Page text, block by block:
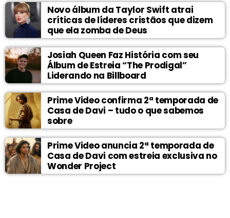
Novo álbum da Taylor Swift atrai
críticas de líderes cristãos que dizem
que ela zomba de Deus
Josiah Queen Faz História com seu
Álbum de Estreia “The Prodigal”
Liderando na Billboard
Prime Video confirma 2ª temporada de
Casa de Davi – tudo o que sabemos
sobre
Prime Video anuncia 2ª temporada de
Casa de Davi com estreia exclusiva no
Wonder Project